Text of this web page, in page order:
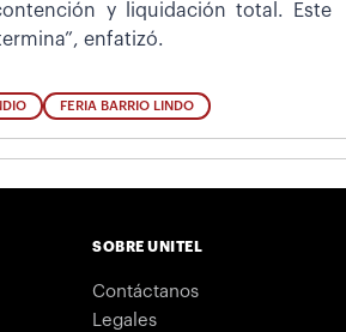
y liquidación total. Este
enfatizó.
FERIA BARRIO LINDO
SOBRE UNITEL
Contáctanos
Legales